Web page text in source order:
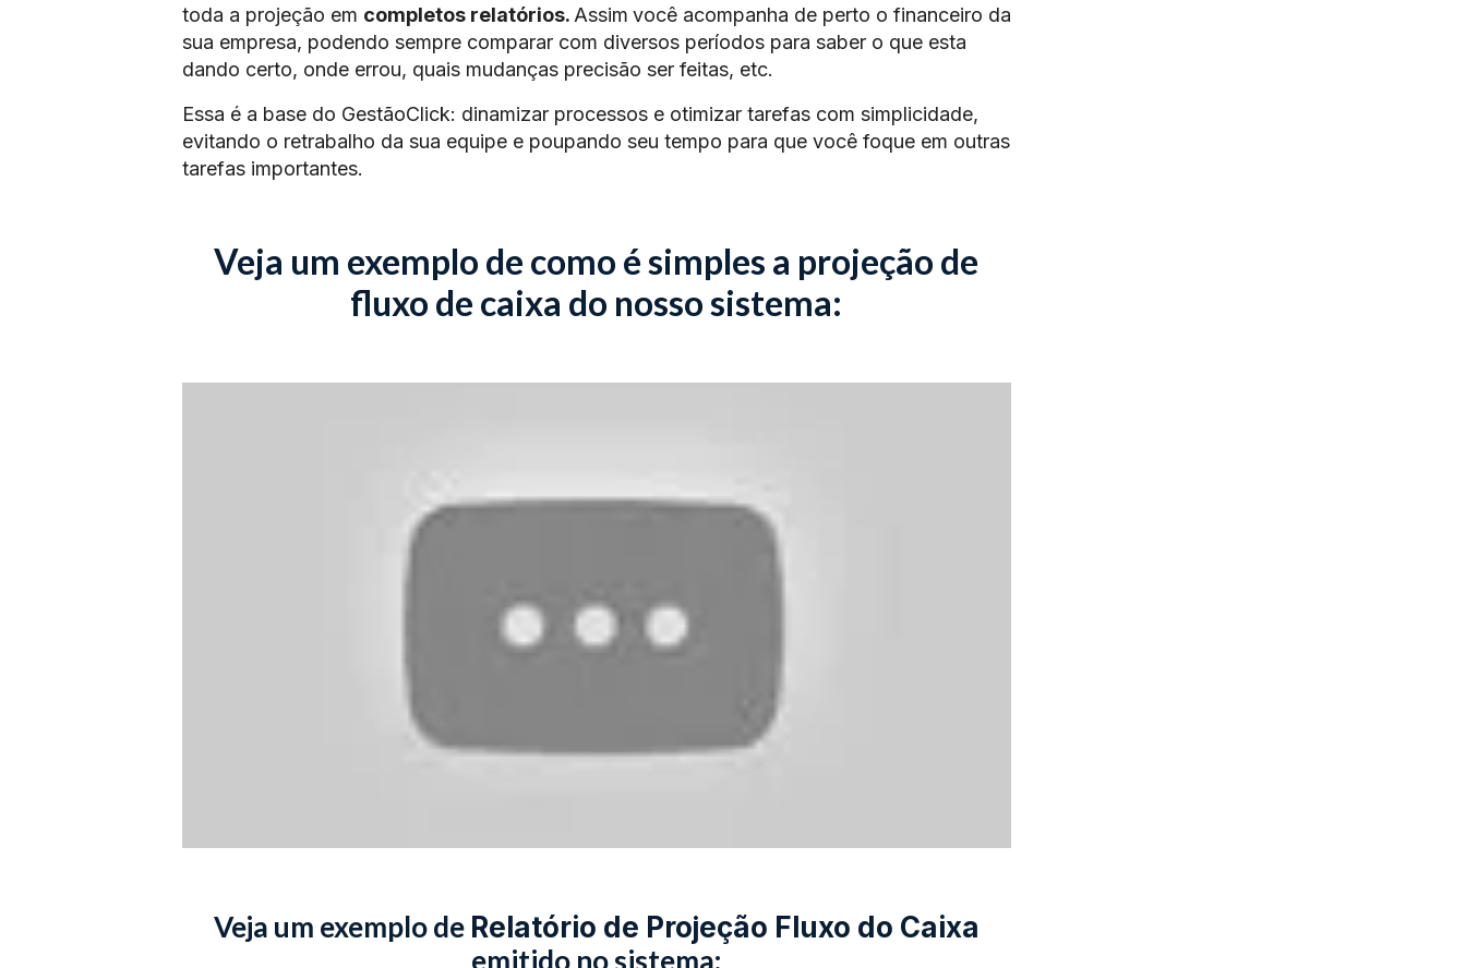
toda a projeção em completos relatórios. Assim você acompanha de perto o financeiro da
sua empresa, podendo sempre comparar com diversos períodos para saber o que esta
dando certo, onde errou, quais mudanças precisão ser feitas, etc.
Essa é a base do GestãoClick: dinamizar processos e otimizar tarefas com simplicidade,
evitando o retrabalho da sua equipe e poupando seu tempo para que você foque em outras
tarefas importantes.
Veja um exemplo de como é simples a projeção de
fluxo de caixa do nosso sistema:
Veja um exemplo de Relatório de Projeção Fluxo do Caixa
emitido no sistema: